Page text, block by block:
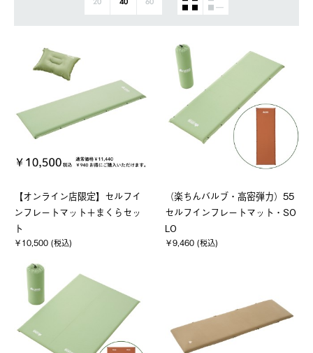
20 40 60
【オンライン店限定】セルフイ
ンフレートマット＋まくらセッ
ト
￥10,500 (税込)
（楽ちんバルブ・高密弾力）55
セルフインフレートマット・SO
LO
￥9,460 (税込)